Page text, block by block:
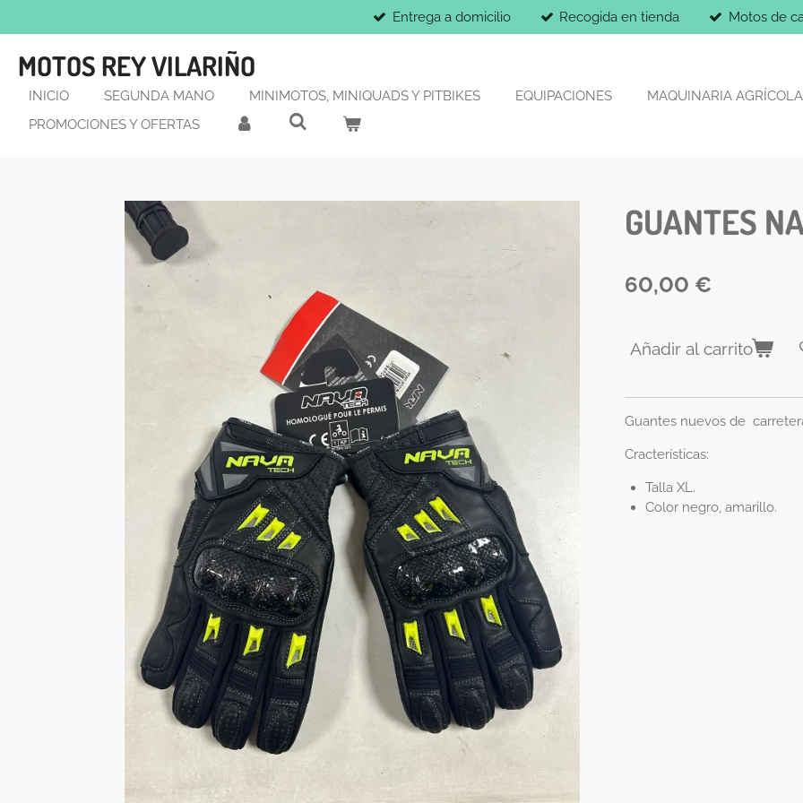
al
contenido
principal
Entrega a domicilio Recogida en tienda Motos de
MOTOS REY VILARIÑO
INICIO SEGUNDA MANO MINIMOTOS, MINIQUADS Y PITBIKES EQUIPACIONES
MAQUINARIA AGRÍCOLA
PROMOCIONES Y OFERTAS
GUANTES
60,00 €
Añadir al carrito
Guantes nuevos de
Cracterísticas:
Talla XL.
Color negro, amarillo.